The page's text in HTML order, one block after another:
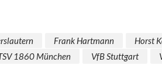
Frank Hartmann Horst
1860 München VfB Stuttgart